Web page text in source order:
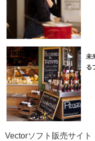
未
る
Vectorソフト販売サイト